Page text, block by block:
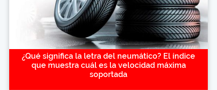
¿Qué significa la letra del neumático? El índice
que muestra cuál es la velocidad máxima
soportada